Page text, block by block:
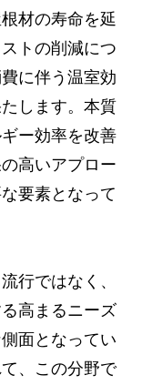
材の寿命を延
トの削減につ
に伴う温室効
します。本質
ー効率を改善
高いアプロー
要素となって
行ではなく、
高まるニーズ
面となってい
、この分野で